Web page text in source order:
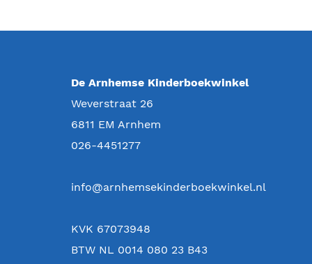
De Arnhemse Kinderboekwinkel
Weverstraat 26
6811 EM Arnhem
026-4451277
info@arnhemsekinderboekwinkel.nl
KVK 67073948
BTW NL 0014 080 23 B43